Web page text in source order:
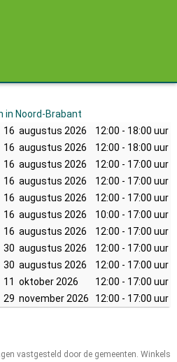
in Noord-Brabant
16 augustus 2026 12:00 - 18:00 uur
16 augustus 2026 12:00 - 18:00 uur
16 augustus 2026 12:00 - 17:00 uur
16 augustus 2026 12:00 - 17:00 uur
16 augustus 2026 12:00 - 17:00 uur
16 augustus 2026 10:00 - 17:00 uur
16 augustus 2026 12:00 - 17:00 uur
30 augustus 2026 12:00 - 17:00 uur
30 augustus 2026 12:00 - 17:00 uur
11 oktober 2026 12:00 - 17:00 uur
29 november 2026 12:00 - 17:00 uur
vastgesteld door de gemeenten. Winkels